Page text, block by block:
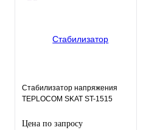
Стабилизатор напряжения
TEPLOCOM SKAT ST-1515
Цена по запросу